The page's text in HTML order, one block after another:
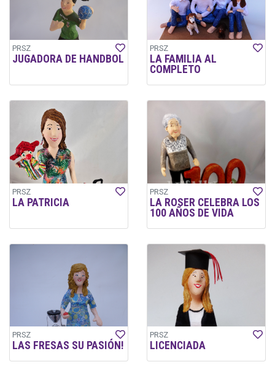
PRSZ
JUGADORA DE HANDBOL
PRSZ
LA FAMILIA AL
COMPLETO
PRSZ
LA PATRICIA
PRSZ
LA ROSER CELEBRA LOS
100 AÑOS DE VIDA
PRSZ
LAS FRESAS SU PASIÓN!
PRSZ
LICENCIADA